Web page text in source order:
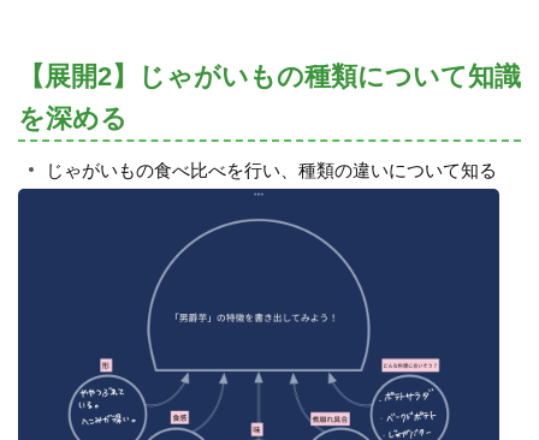
【展開2】じゃがいもの種類について知識
を深める
じゃがいもの食べ比べを行い、種類の違いについて知る